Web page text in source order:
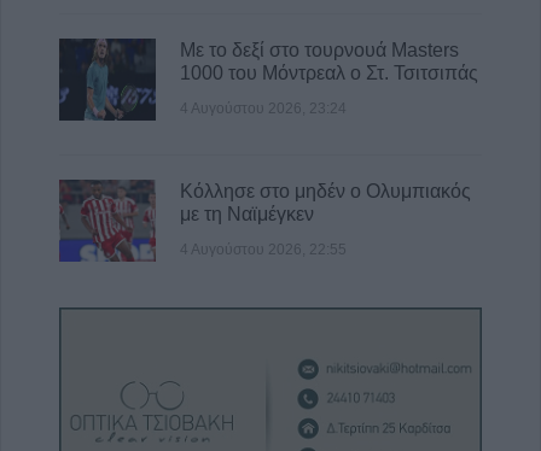
Με το δεξί στο τουρνουά Masters
1000 του Μόντρεαλ ο Στ. Τσιτσιπάς
4 Αυγούστου 2026, 23:24
Κόλλησε στο μηδέν ο Ολυμπιακός
με τη Ναϊμέγκεν
4 Αυγούστου 2026, 22:55